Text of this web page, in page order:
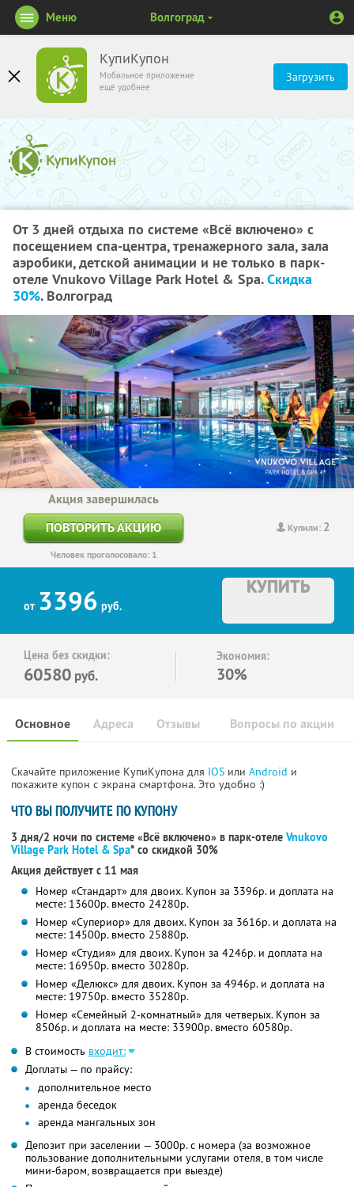
КупиКупон
Мобильное приложение
ещё удобнее
Загрузить
Меню Волгоград
От 3 дней отдыха по системе «Всё включено» с
посещением спа-центра, тренажерного зала, зала
аэробики, детской анимации и не только в парк-
отеле Vnukovo Village Park Hotel & Spa.Скидка
30%. Волгоград
Купили: 2
Акция завершилась
ПОВТОРИТЬ АКЦИЮ
Человек проголосовало: 1
от 3396 руб.
КУПИТЬ
Цена без скидки:
60580 руб.
Экономия:
30%
Основное Отзывы Вопросы по акции
Адреса
Скачайте приложение КупиКупона для IOS или Android и
покажите купон с экрана смартфона. Это удобно :)
ЧТО ВЫ ПОЛУЧИТЕ ПО КУПОНУ
3 дня/2 ночи по системе «Всё включено» в парк-отеле Vnukovo
Village Park Hotel & Spa* со скидкой 30%
Акция действует с 11 мая
Номер «Стандарт» для двоих. Купон за 3396р. и доплата на
месте: 13600р. вместо 24280р.
Номер «Супериор» для двоих. Купон за 3616р. и доплата на
месте: 14500р. вместо 25880р.
Номер «Студия» для двоих. Купон за 4246р. и доплата на
месте: 16950р. вместо 30280р.
Номер «Делюкс» для двоих. Купон за 4946р. и доплата на
месте: 19750р. вместо 35280р.
Номер «Семейный 2-комнатный» для четверых. Купон за
8506р. и доплата на месте: 33900р. вместо 60580р.
В стоимость входит:
Доплаты — по прайсу:
дополнительное место
аренда беседок
аренда мангальных зон
Депозит при заселении — 3000р. с номера (за возможное
пользование дополнительными услугами отеля, в том числе
мини-баром, возвращается при выезде)